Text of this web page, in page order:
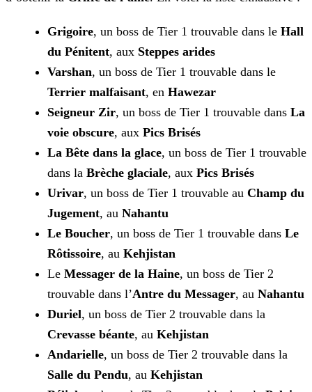
Grigoire, un boss de Tier 1 trouvable dans le Hall
du Pénitent, aux Steppes arides
Varshan, un boss de Tier 1 trouvable dans le
Terrier malfaisant, en Hawezar
Seigneur Zir, un boss de Tier 1 trouvable dans La
voie obscure, aux Pics Brisés
La Bête dans la glace, un boss de Tier 1 trouvable
dans la Brèche glaciale, aux Pics Brisés
Urivar, un boss de Tier 1 trouvable au Champ du
Jugement, au Nahantu
Le Boucher, un boss de Tier 1 trouvable dans Le
Rôtissoire, au Kehjistan
Le Messager de la Haine, un boss de Tier 2
trouvable dans l’Antre du Messager, au Nahantu
Duriel, un boss de Tier 2 trouvable dans la
Crevasse béante, au Kehjistan
Andarielle, un boss de Tier 2 trouvable dans la
Salle du Pendu, au Kehjistan